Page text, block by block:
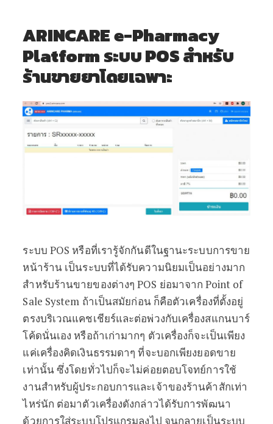
POS รู้ใจร้านขายยา
ARINCARE e-Pharmacy
Platform ระบบ POS สำหรับ
ร้านขายยาโดยเฉพาะ
ระบบ POS หรือที่เรารู้จักกันดีในฐานะระบบการขาย
หน้าร้าน เป็นระบบที่ได้รับความนิยมเป็นอย่างมาก
สำหรับร้านขายของต่างๆ POS ย่อมาจาก Point of
Sale System ถ้าเป็นสมัยก่อน ก็คือตัวเครื่องที่ตั้งอยู่
ตรงบริเวณแคชเชียร์และต่อพ่วงกับเครื่องสแกนบาร์
โค้ดนั่นเอง หรือถ้าเก่ามากๆ ตัวเครื่องก็จะเป็นเพียง
แค่เครื่องคิดเงินธรรมดาๆ ที่จะบอกเพียงยอดขาย
เท่านั้น ซึ่งโดยทั่วไปก็จะไม่ค่อยตอบโจทย์การใช้
งานสำหรับผู้ประกอบการและเจ้าของร้านค้าสักเท่า
ไหร่นัก ต่อมาตัวเครื่องดังกล่าวได้รับการพัฒนา
ด้วยการใส่ระบบโปรแกรมลงไป จนกลายเป็นระบบ